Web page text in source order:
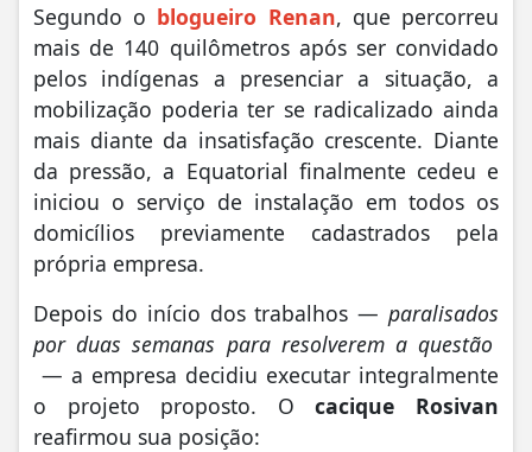
Segundo o blogueiro Renan, que percorreu
mais de 140 quilômetros após ser convidado
pelos indígenas a presenciar a situação, a
mobilização poderia ter se radicalizado ainda
mais diante da insatisfação crescente. Diante
da pressão, a Equatorial finalmente cedeu e
iniciou o serviço de instalação em todos os
domicílios previamente cadastrados pela
própria empresa.
Depois do início dos trabalhos — paralisados
por duas semanas para resolverem a questão
— a empresa decidiu executar integralmente
o projeto proposto. Ocacique Rosivan
reafirmou sua posição: